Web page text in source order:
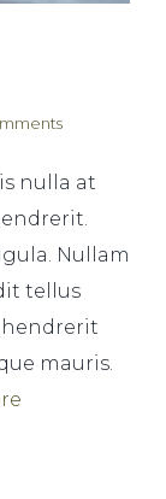
nulla at
Nullam
tellus
hendrerit
mauris.